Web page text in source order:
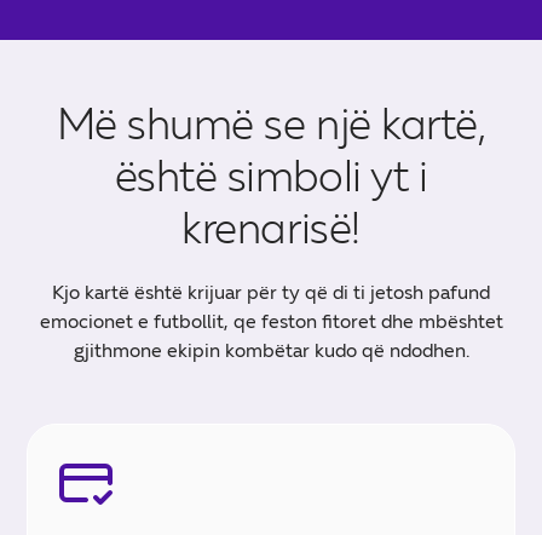
Më shumë se një kartë,
është simboli yt i
krenarisë!
Kjo kartë është krijuar për ty që di ti jetosh pafund
emocionet e futbollit, qe feston fitoret dhe mbështet
gjithmone ekipin kombëtar kudo që ndodhen.